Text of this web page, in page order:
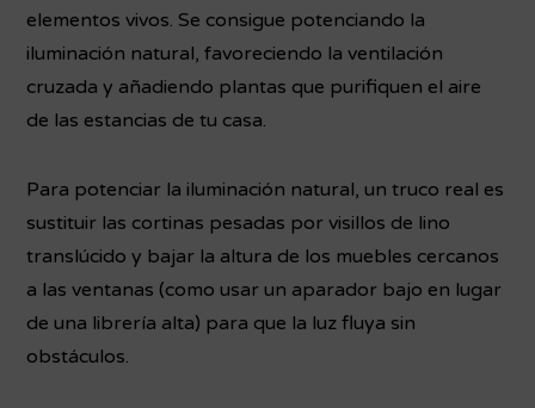
elementos vivos. Se consigue potenciando la
iluminación natural, favoreciendo la ventilación
cruzada y añadiendo plantas que purifiquen el aire
de las estancias de tu casa.
Para potenciar la iluminación natural, un truco real es
sustituir las cortinas pesadas por visillos de lino
translúcido y bajar la altura de los muebles cercanos
a las ventanas (como usar un aparador bajo en lugar
de una librería alta) para que la luz fluya sin
obstáculos.